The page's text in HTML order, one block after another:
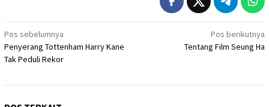
Navigasi
pos
Pos sebelumnya
Penyerang Tottenham Harry Kane
Tak Peduli Rekor
Pos berikutnya
Tentang Film Seung Ha